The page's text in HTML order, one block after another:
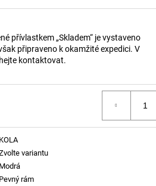
přívlastkem „Skladem“ je vystaveno
připraveno k okamžité expedici. V
kontaktovat.
KOLA
variantu
Modrá
Pevný rám